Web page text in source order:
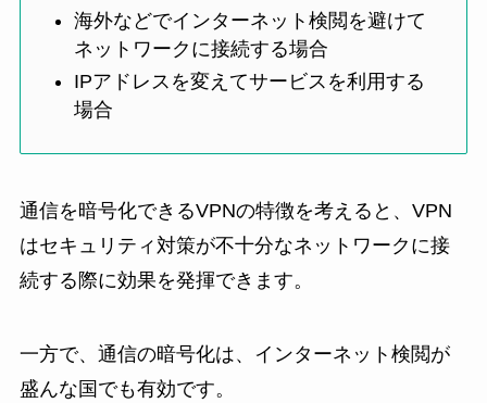
海外などでインターネット検閲を避けて
ネットワークに接続する場合
IPアドレスを変えてサービスを利用する
場合
通信を暗号化できるVPNの特徴を考えると、VPN
はセキュリティ対策が不十分なネットワークに接
続する際に効果を発揮できます。
一方で、通信の暗号化は、インターネット検閲が
盛んな国でも有効です。